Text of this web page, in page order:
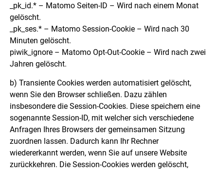
_pk_id.* – Matomo Seiten-ID – Wird nach einem Monat
gelöscht.
_pk_ses.* – Matomo Session-Cookie – Wird nach 30
Minuten gelöscht.
piwik_ignore – Matomo Opt-Out-Cookie – Wird nach zwei
Jahren gelöscht.
b) Transiente Cookies werden automatisiert gelöscht,
wenn Sie den Browser schließen. Dazu zählen
insbesondere die Session-Cookies. Diese speichern eine
sogenannte Session-ID, mit welcher sich verschiedene
Anfragen Ihres Browsers der gemeinsamen Sitzung
zuordnen lassen. Dadurch kann Ihr Rechner
wiedererkannt werden, wenn Sie auf unsere Website
zurückkehren. Die Session-Cookies werden gelöscht,